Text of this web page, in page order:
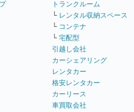
トランクルーム
└ レンタル収納スペース
└ コンテナ
└ 宅配型
引越し会社
カーシェアリング
レンタカー
格安レンタカー
カーリース
車買取会社